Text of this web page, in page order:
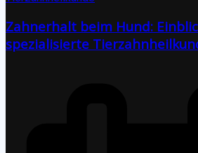
Zahnerhalt beim Hund:
spezialisierte